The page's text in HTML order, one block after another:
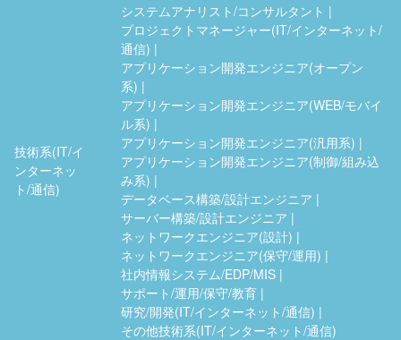
技術系(IT/イ
ンターネッ
ト/通信)
システムアナリスト/コンサルタント
プロジェクトマネージャー(IT/インターネット/
通信)
アプリケーション開発エンジニア(オープン
系)
アプリケーション開発エンジニア(WEB/モバイ
ル系)
アプリケーション開発エンジニア(汎用系)
アプリケーション開発エンジニア(制御/組み込
み系)
データベース構築/設計エンジニア
サーバー構築/設計エンジニア
ネットワークエンジニア(設計)
ネットワークエンジニア(保守/運用)
社内情報システム/EDP/MIS
サポート/運用/保守/教育
研究/開発(IT/インターネット/通信)
その他技術系(IT/インターネット/通信)